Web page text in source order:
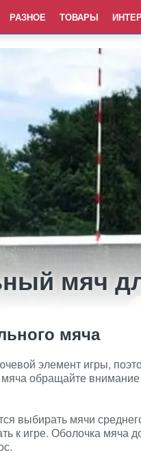
РАЗНОЕ ТОВАРЫ
мяч
мяча
элемент игры,
обращайте внимание
выбирать мячи
к игре. Оболочка мяча